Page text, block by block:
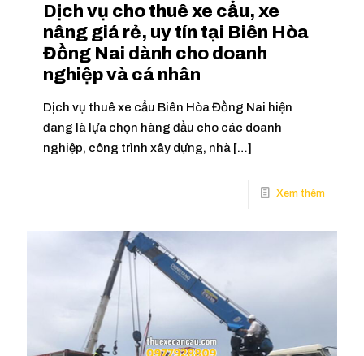
Dịch vụ cho thuê xe cẩu, xe
nâng giá rẻ, uy tín tại Biên Hòa
Đồng Nai dành cho doanh
nghiệp và cá nhân
Dịch vụ thuê xe cẩu Biên Hòa Đồng Nai hiện
đang là lựa chọn hàng đầu cho các doanh
nghiệp, công trình xây dựng, nhà […]